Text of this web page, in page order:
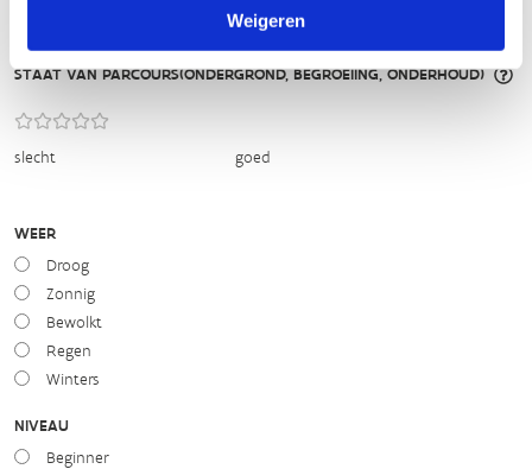
Weigeren
goed
STAAT VAN PARCOURS(ONDERGROND, BEGROEIING, ONDERHOUD)
slecht goed
WEER
Droog
Zonnig
Bewolkt
Regen
Winters
NIVEAU
Beginner